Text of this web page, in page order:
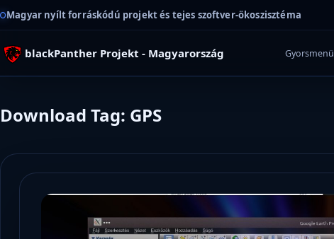
Magyar nyílt forráskódú projekt és tejes szoftver-ökoszisztéma
blackPanther Projekt - Magyarország Gyorsmenü
Download Tag: GPS